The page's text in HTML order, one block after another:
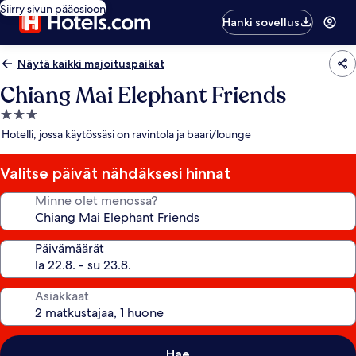
Siirry sivun pääosioon
Hanki sovellus
Näytä kaikki majoituspaikat
Chiang Mai Elephant Friends
3.0
tähden
Hotelli, jossa käytössäsi on ravintola ja baari/lounge
Valitse päivät nähdäksesi hinnat
Minne olet menossa?
Päivämäärät
Asiakkaat